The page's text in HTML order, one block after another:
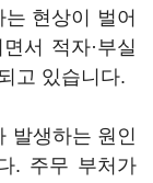
현상이 벌어
서 적자·부실
고 있습니다.
발생하는 원인
. 주무 부처가